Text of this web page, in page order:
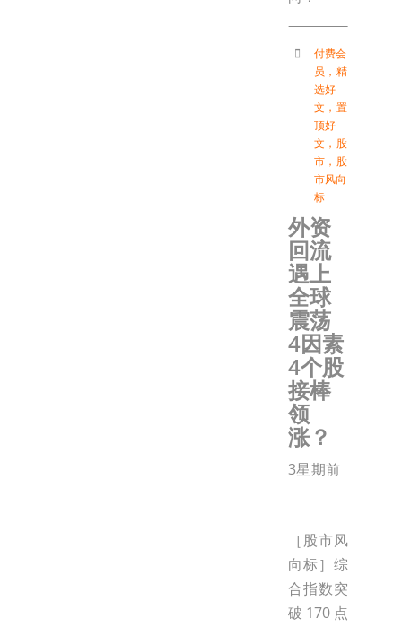
付费会
员 ， 精
选好
文 ， 置
顶好
文 ， 股
市 ， 股
市风向
标
外资
回流
遇上
全球
震荡
4因素
4个股
接棒
领
涨？
3星期前
［股市风
向标］综
合指数突
破170点